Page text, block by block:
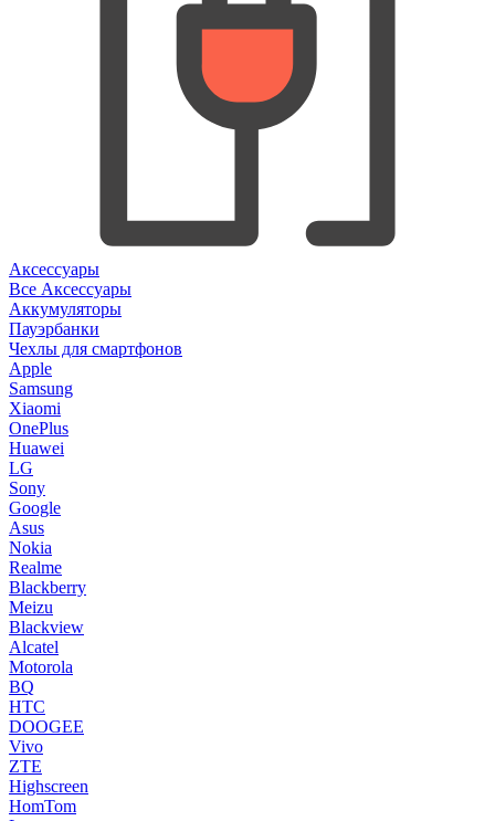
Аксессуары
Все Аксессуары
Аккумуляторы
Пауэрбанки
Чехлы для смартфонов
Apple
Samsung
Xiaomi
OnePlus
Huawei
LG
Sony
Google
Asus
Nokia
Realme
Blackberry
Meizu
Blackview
Alcatel
Motorola
BQ
HTC
DOOGEE
Vivo
ZTE
Highscreen
HomTom